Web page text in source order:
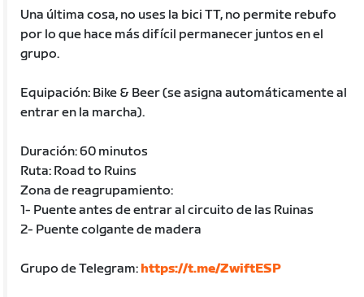
Una última cosa, no uses la bici TT, no permite rebufo
por lo que hace más difícil permanecer juntos en el
grupo.
Equipación: Bike & Beer (se asigna automáticamente al
entrar en la marcha).
Duración: 60 minutos
Ruta: Road to Ruins
Zona de reagrupamiento:
1- Puente antes de entrar al circuito de las Ruinas
2- Puente colgante de madera
Grupo de Telegram: https://t.me/ZwiftESP